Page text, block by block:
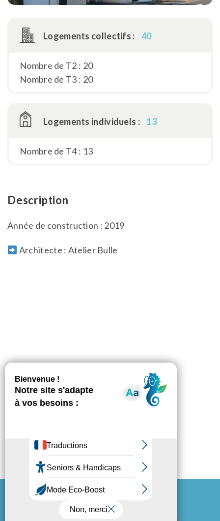
Logements collectifs : 40
Nombre de T2 : 20
Nombre de T3 : 20
Logements individuels : 13
Nombre de T4 : 13
Description
Année de construction : 2019
Architecte : Atelier Bulle
Mentions légales